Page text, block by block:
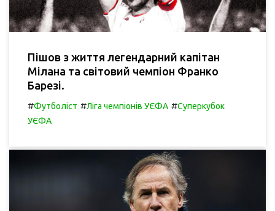
Пішов з життя легендарний капітан
Мілана та світовий чемпіон Франко
Барезі.
#Футболіст #Ліга чемпіонів УЄФА #Суперкубок
УЄФА